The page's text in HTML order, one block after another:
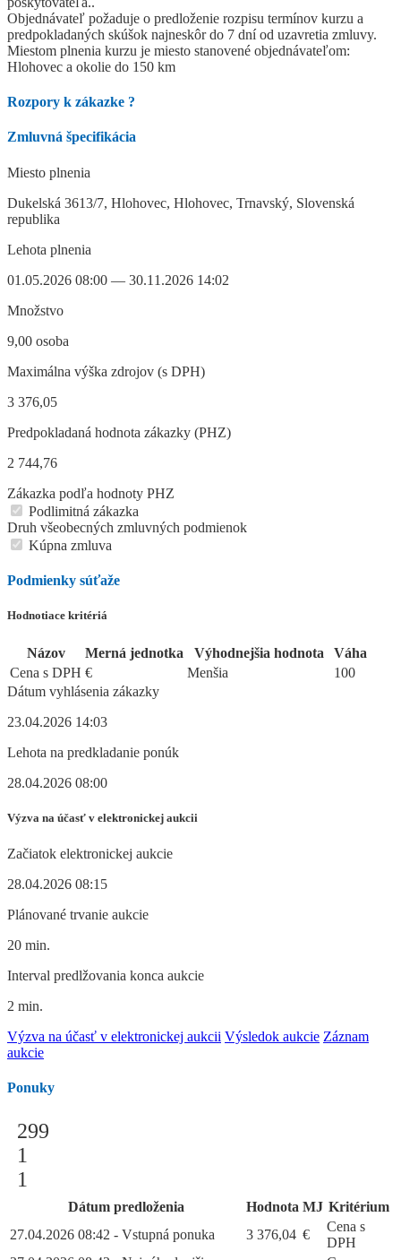
Objednávateľ požaduje o predloženie rozpisu termínov kurzu a
predpokladaných skúšok najneskôr do 7 dní od uzavretia zmluvy.
Miestom plnenia kurzu je miesto stanovené objednávateľom:
Hlohovec a okolie do 150 km
Rozpory k zákazke ?
Zmluvná špecifikácia
Miesto plnenia
Dukelská 3613/7, Hlohovec, Hlohovec, Trnavský, Slovenská
republika
Lehota plnenia
01.05.2026 08:00 — 30.11.2026 14:02
Množstvo
9,00 osoba
Maximálna výška zdrojov (s DPH)
3 376,05
Predpokladaná hodnota zákazky (PHZ)
2 744,76
Zákazka podľa hodnoty PHZ
Podlimitná zákazka
Druh všeobecných zmluvných podmienok
Kúpna zmluva
Podmienky súťaže
Hodnotiace kritériá
Názov Merná jednotka Výhodnejšia hodnota
Váha
Cena s DPH € Menšia
100
Dátum vyhlásenia zákazky
23.04.2026 14:03
Lehota na predkladanie ponúk
28.04.2026 08:00
Výzva na účasť v elektronickej aukcii
Začiatok elektronickej aukcie
28.04.2026 08:15
Plánované trvanie aukcie
20 min.
Interval predlžovania konca aukcie
2 min.
Výzva na účasť v elektronickej aukcii Výsledok aukcie Záznam
aukcie
Ponuky
299
1
1
Dátum predloženia Hodnota MJ Kritérium
27.04.2026 08:42 - Vstupná ponuka
3 376,04 €
Cena s
DPH